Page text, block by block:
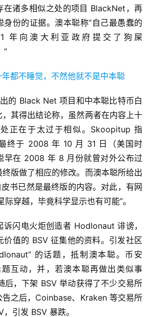
在诸多相似之处的项目 BlackNet，再
身份的证据。澳本聪称“自己最愚蠢的
年向澳大利亚政府提交了狗屎
”
的 Black Net 项目和中本聪比特币白
其得出结论称，虽然两者在内容上十
正在于太过于相似。Skoopitup 指
终于 2008 年 10 月 31 日（美国时
早在 2008 年 8 月份就曾对外公布过
版做了相应的修改。而澳本聪所给出
书已然是最终版的内容。对此，有网
际穿越，毕竟科学显示也有可能”。
诉闪电火炬创造者 Hodlonaut 诽谤，
值的 BSV 征集他的资料。引发社区
的话题，抵制澳本聪。币安
互动，并，若澳本聪再做出类似事
后，下架 BSV 举动获得了不少交易所
告之后，Coinbase、Kraken 等交易所
引发 BSV 暴跌。